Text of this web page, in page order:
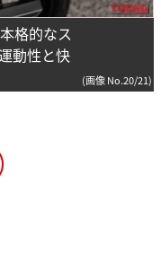
格的なス
動性と快
(画像 No.20/21)